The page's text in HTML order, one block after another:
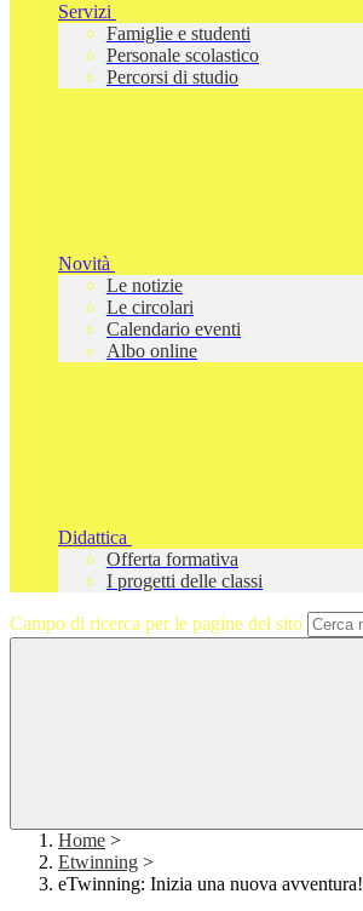
Servizi
Famiglie e studenti
Personale scolastico
Percorsi di studio
Novità
Le notizie
Le circolari
Calendario eventi
Albo online
Didattica
Offerta formativa
I progetti delle classi
Campo di ricerca per le pagine del sito
Home >
Etwinning >
eTwinning: Inizia una nuova avventura!